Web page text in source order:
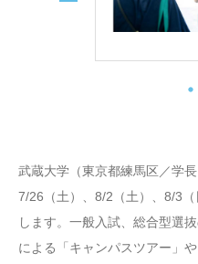
武蔵大学（東京都練馬区／学
7/26（土）、8/2（土）、8/3
します。一般入試、総合型選
による「キャンパスツアー」